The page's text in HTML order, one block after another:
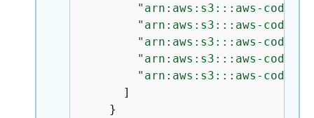
"arn:aws:s3:::aws-
"arn:aws:s3:::aws-
"arn:aws:s3:::aws-
"arn:aws:s3:::aws-
"arn:aws:s3:::aws-
      ]
    }